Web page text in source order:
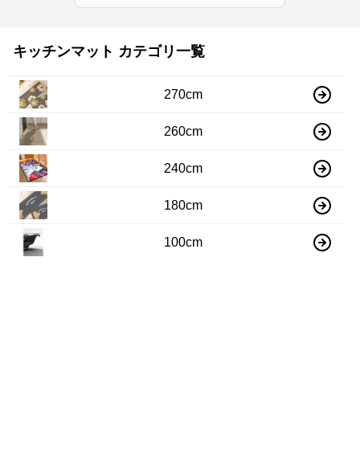
キッチンマット カテゴリ一覧
270cm
260cm
240cm
180cm
100cm